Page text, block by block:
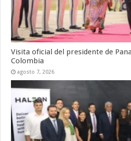
Visita oficial del presidente de
Colombia
agosto 7, 2026